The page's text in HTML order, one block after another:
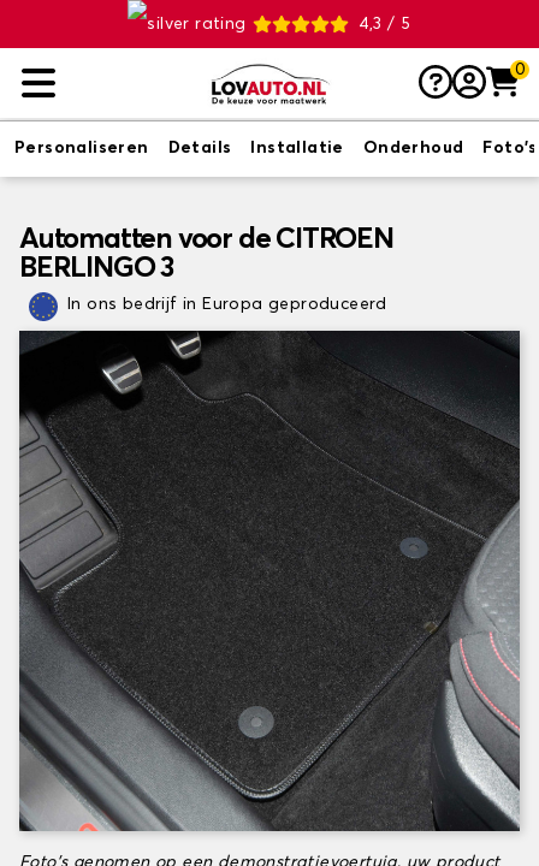
4,3 / 5
0
Personaliseren Details Installatie Onderhoud Foto's
Automatten voor de CITROEN
BERLINGO 3
In ons bedrijf in Europa geproduceerd
Foto's genomen op een demonstratievoertuig, uw product